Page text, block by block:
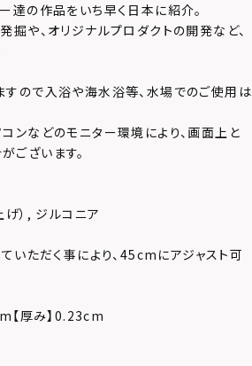
達の作品をいち早く日本に紹介。
掘や、オリジナルプロダクトの開発など、
ので入浴や海水浴等、水場でのご使用は
ンなどのモニター環境により、画面上と
ございます。
）, ジルコニア
ただく事により、45cmにアジャスト可
【厚み】0.23cm